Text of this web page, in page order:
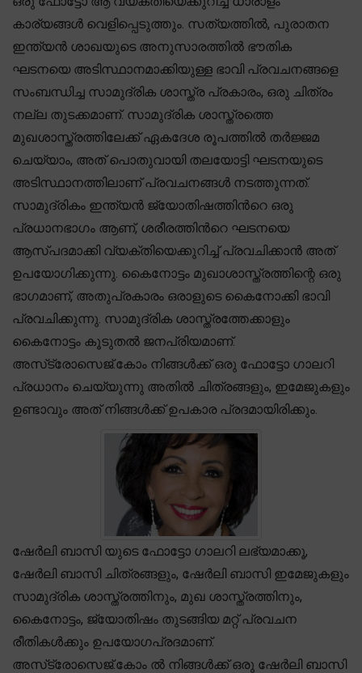
കാര്യങ്ങൾ വെളിപ്പെടുത്തും. സത്യത്തിൽ, പുരാതന
ഇന്ത്യൻ ശാഖയുടെ അനുസാരത്തിൽ ഭൗതിക
ഘടനയെ അടിസ്ഥാനമാക്കിയുള്ള ഭാവി പ്രവചനങ്ങളെ
സംബന്ധിച്ച സാമുദ്രിക ശാസ്ത്ര പ്രകാരം, ഒരു ചിത്രം
നല്ല തുടക്കമാണ്. സാമുദ്രിക ശാസ്ത്രത്തെ
മുഖശാസ്ത്രത്തിലേക്ക് ഏകദേശ രൂപത്തിൽ തർജ്ജമ
ചെയ്യാം, അത് പൊതുവായി തലയോട്ടി ഘടനയുടെ
അടിസ്ഥാനത്തിലാണ് പ്രവചനങ്ങൾ നടത്തുന്നത്.
സാമുദ്രികം ഇന്ത്യൻ ജ്യോതിഷത്തിൻറെ ഒരു
പ്രധാനഭാഗം ആണ്, ശരീരത്തിൻറെ ഘടനയെ
ആസ്പദമാക്കി വ്യക്തിയെക്കുറിച്ച് പ്രവചിക്കാൻ അത്
ഉപയോഗിക്കുന്നു. കൈനോട്ടം മുഖാശാസ്ത്രത്തിന്റെ ഒരു
ഭാഗമാണ്, അതുപ്രകാരം ഒരാളുടെ കൈനോക്കി ഭാവി
പ്രവചിക്കുന്നു. സാമുദ്രിക ശാസ്ത്രത്തേക്കാളും
കൈനോട്ടം കൂടുതൽ ജനപ്രിയമാണ്.
അസ്‌ട്രോസെജ്.കോം നിങ്ങൾക്ക് ഒരു ഫോട്ടോ ഗാലറി
പ്രധാനം ചെയ്യുന്നു അതിൽ ചിത്രങ്ങളും, ഇമേജുകളും
ഉണ്ടാവും അത് നിങ്ങൾക്ക് ഉപകാര പ്രദമായിരിക്കും.
ഷേർലി ബാസി യുടെ ഫോട്ടോ ഗാലറി ലഭ്യമാക്കൂ,
ഷേർലി ബാസി ചിത്രങ്ങളും, ഷേർലി ബാസി ഇമേജുകളും
സാമുദ്രിക ശാസ്ത്രത്തിനും, മുഖ ശാസ്ത്രത്തിനും,
കൈനോട്ടം, ജ്യോതിഷം തുടങ്ങിയ മറ്റ് പ്രവചന
രീതികൾക്കും ഉപയോഗപ്രദമാണ്.
അസ്‌ട്രോസെജ്.കോം ൽ നിങ്ങൾക്ക് ഒരു ഷേർലി ബാസി